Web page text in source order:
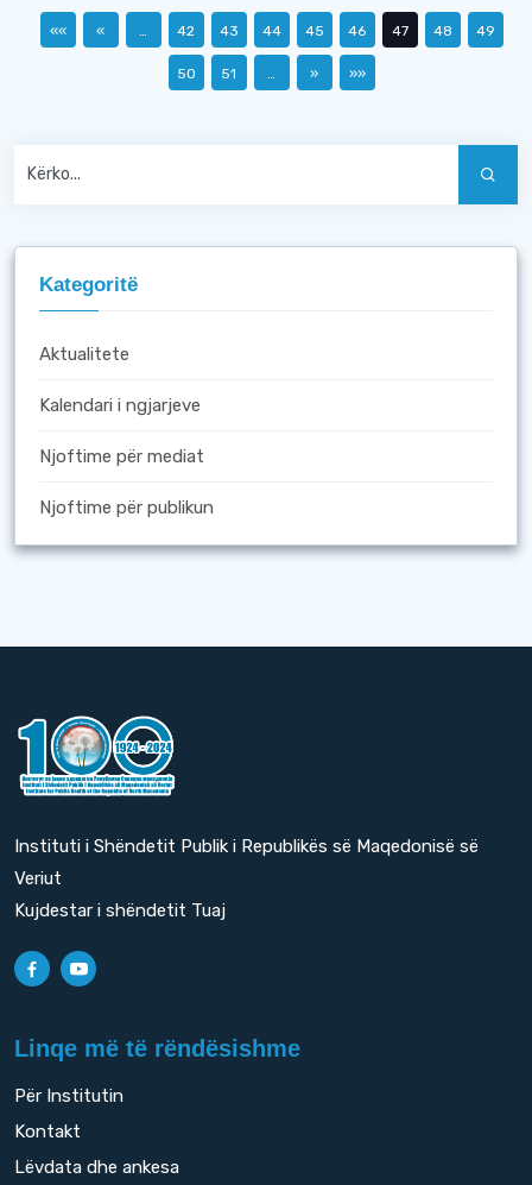
«« « 42 43 44 45 46 47 48 49
50 51 » »»
Kategoritë
Aktualitete
Kalendari i ngjarjeve
Njoftime për mediat
Njoftime për publikun
Instituti i Shëndetit Publik i Republikës së Maqedonisë së
Veriut
Kujdestar i shëndetit Tuaj
Linqe më të rëndësishme
Për Institutin
Kontakt
Lëvdata dhe ankesa